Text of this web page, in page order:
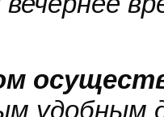
удобным